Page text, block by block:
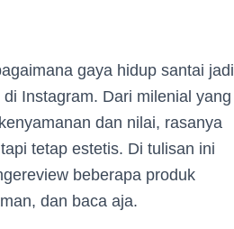
gaya hidup santai jadi
Instagram. Dari milenial yang
dan nilai, rasanya
tetap estetis. Di tulisan ini
beberapa produk
dan baca aja.